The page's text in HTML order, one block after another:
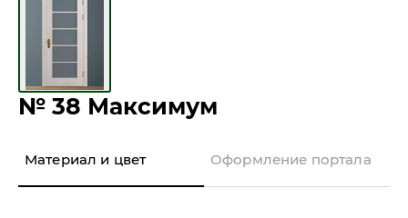
№ 38 Максимум
Материал и цвет Оформление портала